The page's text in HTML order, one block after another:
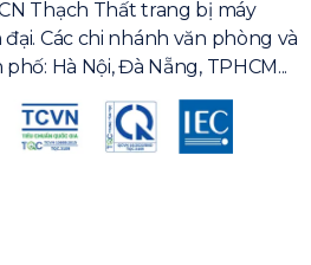
Thạch Thất trang bị máy
Các chi nhánh văn phòng và
Hà Nội, Đà Nẵng, TPHCM...